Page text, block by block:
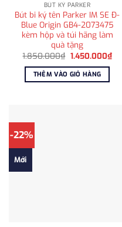
BÚT KÝ PARKER
Bút bi ký tên Parker IM SE Đ-
Blue Origin GB4-2073475
kèm hộp và túi hãng làm
quà tặng
1.850.000₫ Giá
là:
1.850.000₫.
1.450.000₫Giá
hiện
THÊM VÀO GIỎ HÀNG
-22%
Mới